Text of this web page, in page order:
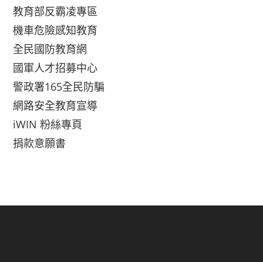
教育部反霸凌專區
機車危險感知教育
全民國防教育網
國軍人才招募中心
警政署165全民防騙
網路安全教育宣導
iWIN 粉絲專頁
捐款意願書